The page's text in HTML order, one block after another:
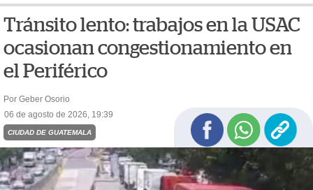
Tránsito lento: trabajos en la USAC
ocasionan congestionamiento en
el Periférico
Por Geber Osorio
06 de agosto de 2026, 19:39
CIUDAD DE GUATEMALA